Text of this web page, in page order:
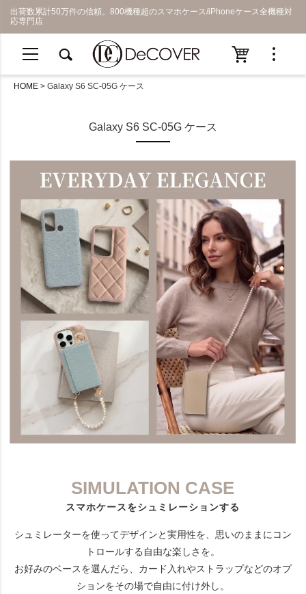
出荷数累計50万件の信頼。800機種超のスマホケース/iPhoneケース全機種対
応専門店
HOME Galaxy S6 SC-05G ケース
Galaxy S6 SC-05G ケース